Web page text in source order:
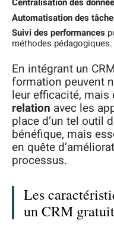
Automatisation des
Suivi des performances
méthodes pédagogiques.
En intégrant un
formation peuvent
leur efficacité,
relation avec les
place d’un tel outil
bénéfique, mais
en quête
processus.
Les
un CRM gratuit